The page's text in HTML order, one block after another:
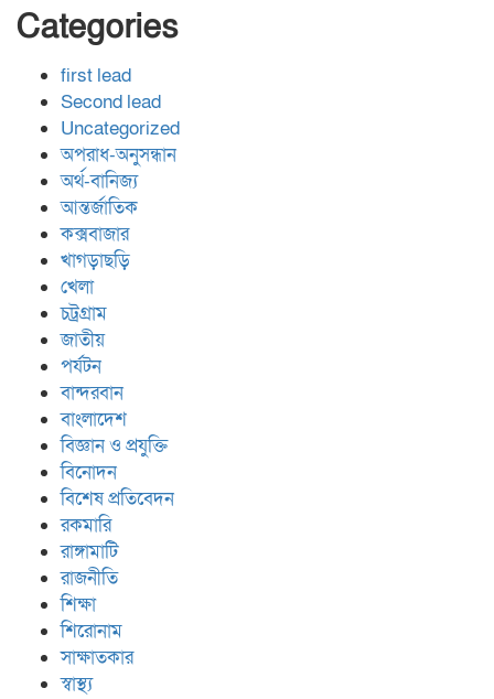
Categories
first lead
Second lead
Uncategorized
অপরাধ-অনুসন্ধান
অর্থ-বানিজ্য
আন্তর্জাতিক
কক্সবাজার
খাগড়াছড়ি
খেলা
চট্রগ্রাম
জাতীয়
পর্যটন
বান্দরবান
বাংলাদেশ
বিজ্ঞান ও প্রযুক্তি
বিনোদন
বিশেষ প্রতিবেদন
রকমারি
রাঙ্গামাটি
রাজনীতি
শিক্ষা
শিরোনাম
সাক্ষাতকার
স্বাস্থ্য